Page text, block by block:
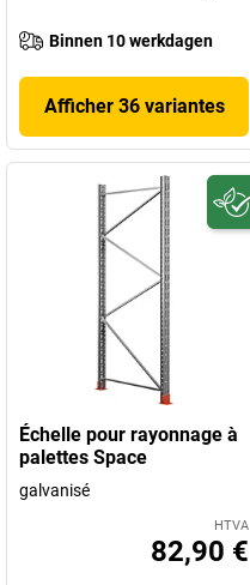
Binnen 10 werkdagen
Afficher 36 variantes
Échelle pour rayonnage à
palettes Space
galvanisé
HTVA
82,90 €